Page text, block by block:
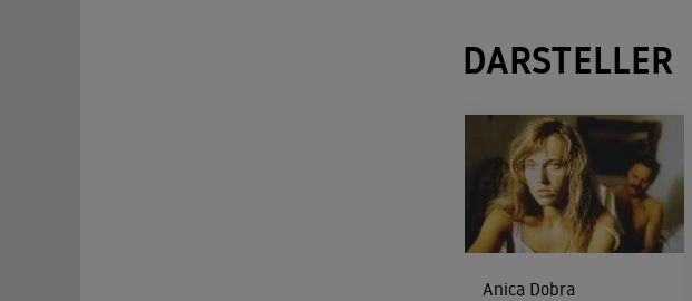
DARSTELLER
Anica Dobra